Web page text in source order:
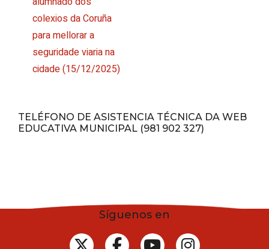
colexios da Coruña
para mellorar a
seguridade viaria na
cidade(15/12/2025)
TELÉFONO DE ASISTENCIA TÉCNICA DA WEB
EDUCATIVA MUNICIPAL (981 902 327)
Síguenos en